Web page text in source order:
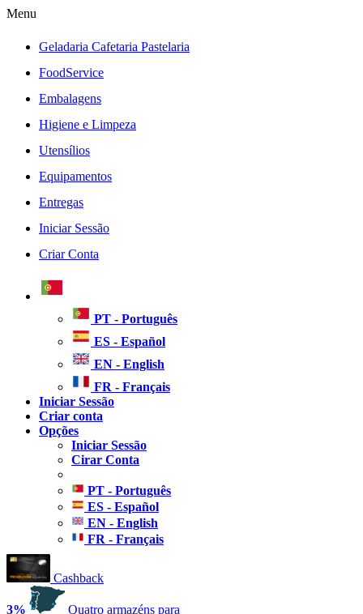
Menu
Geladaria Cafetaria Pastelaria
FoodService
Embalagens
Higiene e Limpeza
Utensílios
Equipamentos
Entregas
Iniciar Sessão
Criar Conta
PT - Português
ES - Español
EN - English
FR - Français
Iniciar Sessão
Criar conta
Opções
Iniciar Sessão
Cirar Conta
PT - Português
ES - Español
EN - English
FR - Français
Cashback
3%
Quatro armazéns para